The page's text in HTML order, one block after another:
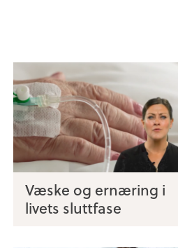
Væske og ernæring i
livets sluttfase